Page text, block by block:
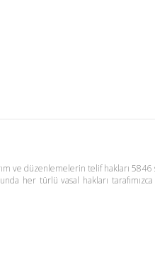
ve düzenlemelerin telif hakları
her türlü yasal hakları